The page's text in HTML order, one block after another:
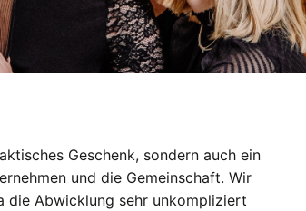
Geschenk, sondern auch ein
und die Gemeinschaft. Wir
die Abwicklung sehr unkompliziert